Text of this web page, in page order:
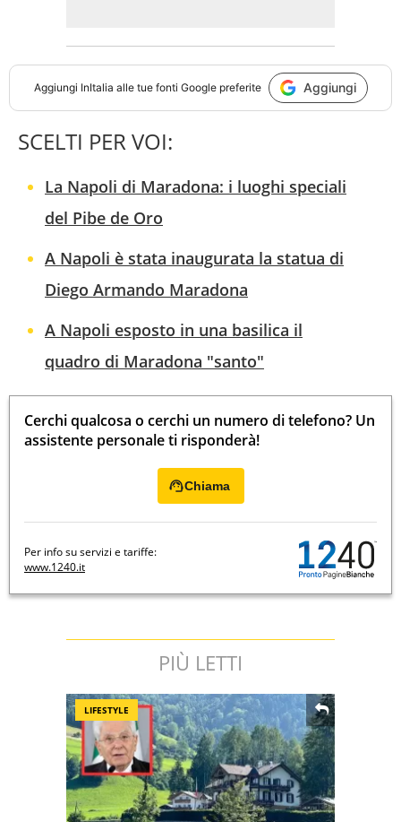
Aggiungi InItalia alle tue fonti Google preferite Aggiungi
SCELTI PER VOI:
La Napoli di Maradona: i luoghi speciali
del Pibe de Oro
A Napoli è stata inaugurata la statua di
Diego Armando Maradona
A Napoli esposto in una basilica il
quadro di Maradona "santo"
Cerchi qualcosa o cerchi un numero di telefono? Un
assistente personale ti risponderà!
Chiama
Per info su servizi e tariffe:
www.1240.it
PIÙ LETTI
LIFESTYLE